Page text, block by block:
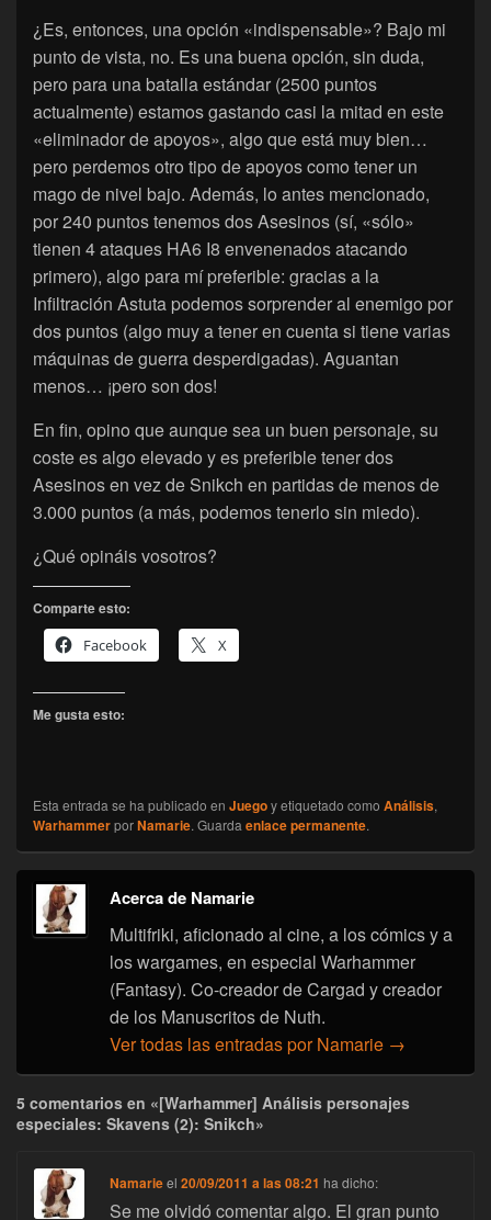
¿Es, entonces, una opción «indispensable»? Bajo mi
punto de vista, no. Es una buena opción, sin duda,
pero para una batalla estándar (2500 puntos
actualmente) estamos gastando casi la mitad en este
«eliminador de apoyos», algo que está muy bien…
pero perdemos otro tipo de apoyos como tener un
mago de nivel bajo. Además, lo antes mencionado,
por 240 puntos tenemos dos Asesinos (sí, «sólo»
tienen 4 ataques HA6 I8 envenenados atacando
primero), algo para mí preferible: gracias a la
Infiltración Astuta podemos sorprender al enemigo por
dos puntos (algo muy a tener en cuenta si tiene varias
máquinas de guerra desperdigadas). Aguantan
menos… ¡pero son dos!
En fin, opino que aunque sea un buen personaje, su
coste es algo elevado y es preferible tener dos
Asesinos en vez de Snikch en partidas de menos de
3.000 puntos (a más, podemos tenerlo sin miedo).
¿Qué opináis vosotros?
Comparte esto:
Facebook
X
Me gusta esto:
Esta entrada se ha publicado en Juegoy etiquetado como Análisis,
WarhammerporNamarie. Guarda enlace permanente.
Acerca de Namarie
Multifriki, aficionado al cine, a los cómics y a
los wargames, en especial Warhammer
(Fantasy). Co-creador de Cargad y creador
de los Manuscritos de Nuth.
Ver todas las entradas por Namarie →
5 comentarios en «[Warhammer] Análisis personajes
especiales: Skavens (2): Snikch»
Namarieel20/09/2011 a las 08:21 ha dicho:
Se me olvidó comentar algo. El gran punto